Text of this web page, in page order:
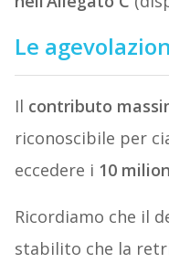
Le
Il contributo
riconoscibile per
eccedere i 10
Ricordiamo che il
stabilito che la